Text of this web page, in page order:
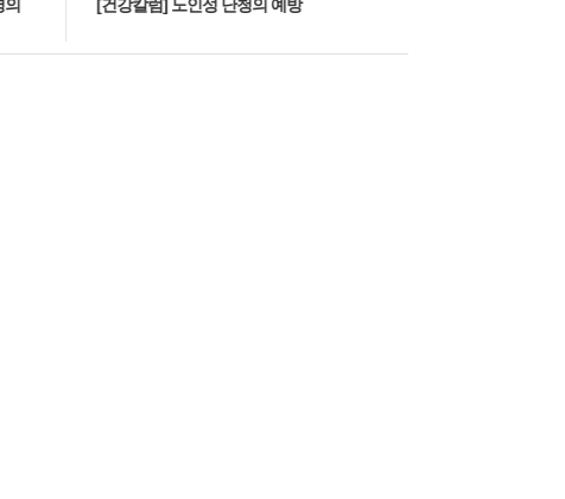
[건강칼럼] 노인성 난청의 예방